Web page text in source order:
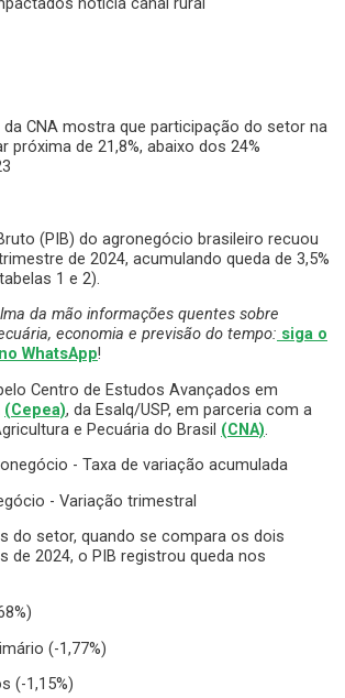
da CNA mostra que participação do setor na
próxima de 21,8%, abaixo dos 24%
(PIB) do agronegócio brasileiro recuou
de 2024, acumulando queda de 3,5%
1 e 2).
da mão informações quentes sobre
economia e previsão do tempo: siga o
WhatsApp!
Centro de Estudos Avançados em
(Cepea), da Esalq/USP, em parceria com a
e Pecuária do Brasil (CNA).
do setor, quando se compara os dois
de 2024, o PIB registrou queda nos
(-1,77%)
(-1,15%)